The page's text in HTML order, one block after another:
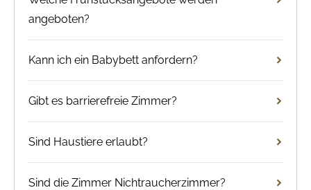
angeboten?
Kann ich ein Babybett anfordern?
Gibt es barrierefreie Zimmer?
Sind Haustiere erlaubt?
Sind die Zimmer Nichtraucherzimmer?